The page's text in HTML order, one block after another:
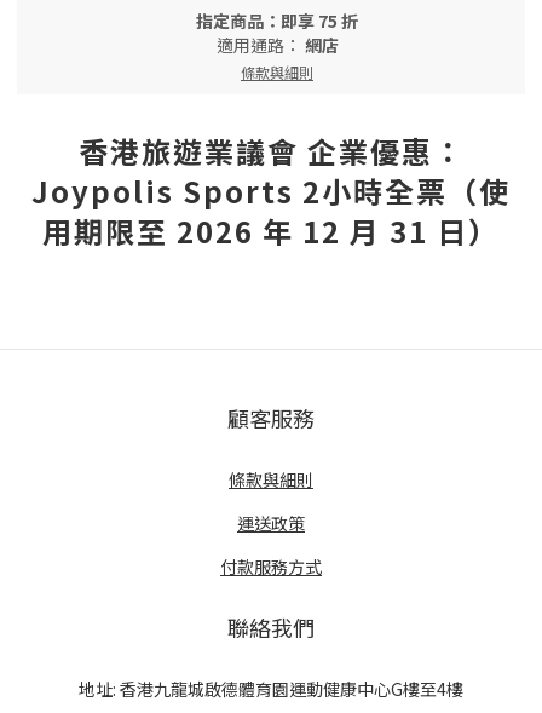
指定商品：即享 75 折
適用通路： 網店
條款與細則
香港旅遊業議會 企業優惠：
Joypolis Sports 2小時全票（使
用期限至 2026 年 12 月 31 日）
顧客服務
條款與細則
運送政策
付款服務方式
聯絡我們
地址: 香港九龍城啟德體育園運動健康中心G樓至4樓